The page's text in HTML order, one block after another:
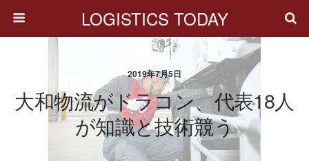
LOGISTICS TODAY
2019年7月5日
大和物流がドラコン、代表18人
が知識と技術競う